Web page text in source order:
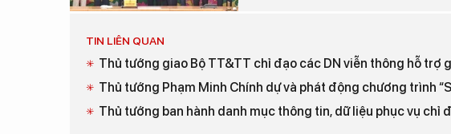
TIN LIÊN QUAN
Thủ tướng giao Bộ TT&TT chỉ đạo các DN viễn thông hỗ trợ
Thủ tướng Phạm Minh Chính dự và phát động chương trình
Thủ tướng ban hành danh mục thông tin, dữ liệu phục vụ chỉ